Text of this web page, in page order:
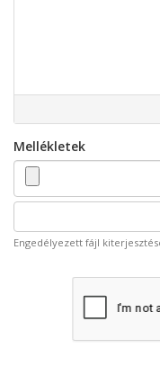
Mellékletek
Engedélyezett fájl